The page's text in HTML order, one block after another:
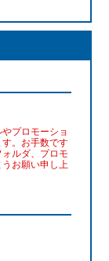
プロモーショ
。お手数です
ルダ、プロモ
お願い申し上